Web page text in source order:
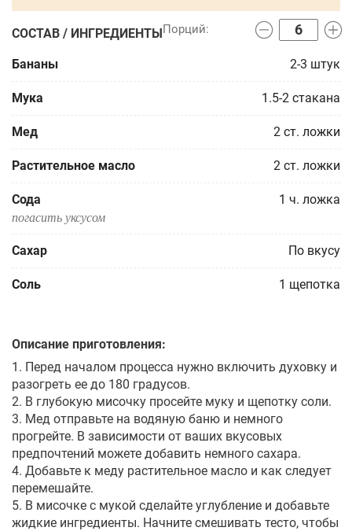
СОСТАВ / ИНГРЕДИЕНТЫ
Бананы 2-3 штук
Мука 1.5-2 стакана
Мед 2 ст. ложки
Растительное масло 2 ст. ложки
Сода 1 ч. ложка
погасить уксусом
Сахар По вкусу
Соль 1 щепотка
Описание приготовления:
1. Перед началом процесса нужно включить духовку и
разогреть ее до 180 градусов.
2. В глубокую мисочку просейте муку и щепотку соли.
3. Мед отправьте на водяную баню и немного
прогрейте. В зависимости от ваших вкусовых
предпочтений можете добавить немного сахара.
4. Добавьте к меду растительное масло и как следует
перемешайте.
5. В мисочке с мукой сделайте углубление и добавьте
жидкие ингредиенты. Начните смешивать тесто, чтобы